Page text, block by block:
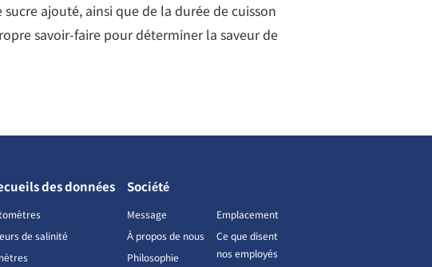
ajouté, ainsi que de la durée de cuisson
savoir-faire pour déterminer la saveur de
des données
de salinité
Société
Message
À propos de nous
Philosophie
Emplacement
Ce que disent
nos employés